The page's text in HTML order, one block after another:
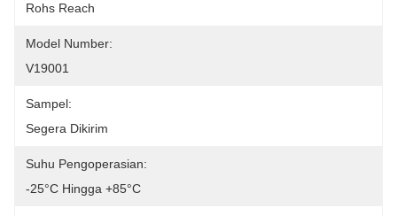
Rohs Reach
Model Number:
V19001
Sampel:
Segera Dikirim
Suhu Pengoperasian:
-25°C Hingga +85°C